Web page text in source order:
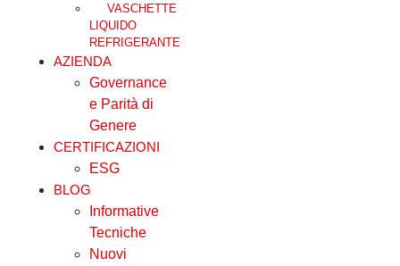
VASCHETTE
LIQUIDO
REFRIGERANTE
AZIENDA
Governance
e Parità di
Genere
CERTIFICAZIONI
ESG
BLOG
Informative
Tecniche
Nuovi